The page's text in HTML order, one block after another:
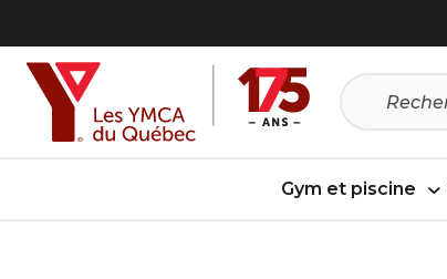
menu
contenu
Gym et piscine